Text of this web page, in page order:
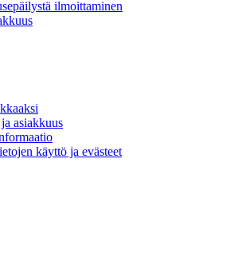
ilmoittaminen
asiakkuus
käyttö ja evästeet